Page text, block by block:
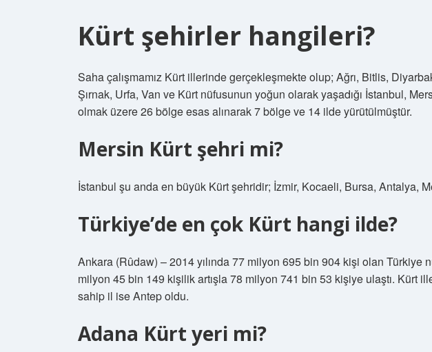
Kürt şehirler hangileri?
Saha çalışmamız Kürt illerinde gerçekleşmekte olup; Ağrı, Bitlis,
Şırnak, Urfa, Van ve Kürt nüfusunun yoğun olarak yaşadığı İstanbul,
olmak üzere 26 bölge esas alınarak 7 bölge ve 14 ilde yürütülmüştür.
Mersin Kürt şehri mi?
İstanbul şu anda en büyük Kürt şehridir; İzmir, Kocaeli, Bursa, Antalya,
Türkiye’de en çok Kürt hangi ilde?
Ankara (Rûdaw) – 2014 yılında 77 milyon 695 bin 904 kişi olan Türkiye
milyon 45 bin 149 kişilik artışla 78 milyon 741 bin 53 kişiye ulaştı. Kürt
sahip il ise Antep oldu.
Adana Kürt yeri mi?